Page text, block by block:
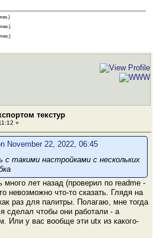
текстур
»
November 22, 2022, 06:45
такими настройками с нескольких
много лет назад (проверил по readme -
невозможно что-то сказать. Глядя на
раз для палитры. Полагаю, мне тогда
сделал чтобы они работали - а
Или у вас вообще эти utx из какого-